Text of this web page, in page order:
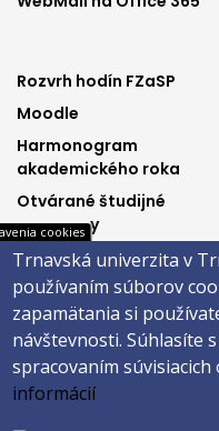
Footer
menu
3
Rozvrh hodín FZaSP
Moodle
Harmonogram
akademického roka
Otvárané študijné
programy
Dôležité dokumenty
Elektronická knižnica
Päta
cookies
Trnavská univerzita v
používaním súborov
zapamätania si
návštevnosti. Súhlasíte
spracovaním
informácií